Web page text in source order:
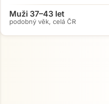
Muži 37–43 let
podobný věk, celá ČR